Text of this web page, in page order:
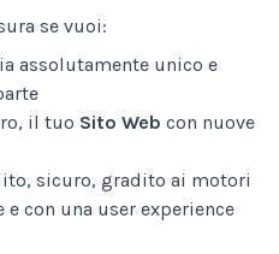
se vuoi:
assolutamente unico e
il tuo Sito Web con nuove
sicuro, gradito ai motori
e con una user experience